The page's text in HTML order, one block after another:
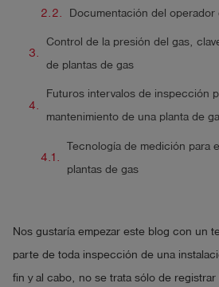
Documentación del operador
Control de la presión del gas,
de plantas de gas
Futuros intervalos de inspección
mantenimiento de una planta de
Tecnología de medición para
plantas de gas
Nos gustaría empezar este blog con un
parte de toda inspección de una
fin y al cabo, no se trata sólo de